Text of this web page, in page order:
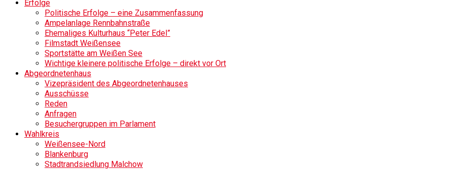
Erfolge
Politische Erfolge – eine Zusammenfassung
Ampelanlage Rennbahnstraße
Ehemaliges Kulturhaus “Peter Edel”
Filmstadt Weißensee
Sportstätte am Weißen See
Wichtige kleinere politische Erfolge – direkt vor Ort
Abgeordnetenhaus
Vizepräsident des Abgeordnetenhauses
Ausschüsse
Reden
Anfragen
Besuchergruppen im Parlament
Wahlkreis
Weißensee-Nord
Blankenburg
Stadtrandsiedlung Malchow